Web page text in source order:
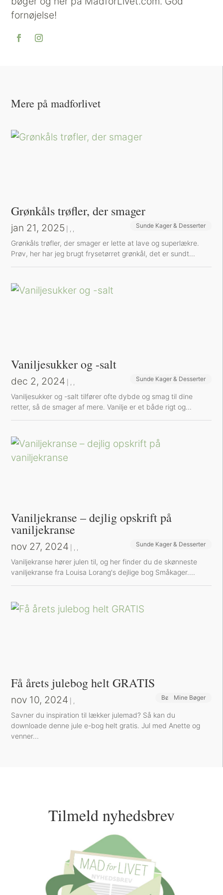
fornøjelse!
Mere på madforlivet
Grønkåls trøfler, der smager
jan 21, 2025 Bog-omtaler
Bøger og Kurser
Sunde Kager & Desserter
Grønkåls trøfler, der smager er lette at lave og superlækre.
Prøv, her har jeg brugt frysetørret grønkål, det er sundt...
Vaniljesukker og -salt
dec 2, 2024 Bog-omtaler
Bøger og Kurser
Sunde Kager & Desserter
Vaniljesukker og -salt tilfører ofte dybde og smag til dine
retter, så de smager af mere. Vanilje er et både rigt og...
Vaniljekranse – dejlig opskrift på
vaniljekranse
nov 27, 2024 Bog-omtaler
Bøger og Kurser
Sunde Kager & Desserter
Vaniljekranse hører julen til, og her finder du de skønneste
vaniljekranse fra Louisa Lorang's dejlige bog Småkager....
Få årets julebog helt GRATIS
nov 10, 2024 Bøger og Kurser
Mine Bøger
Savner du inspiration til lækker julemad? Så kan du
downloade denne jule e-bog helt gratis. Jul med Anette og
venner...
Tilmeld nyhedsbrev